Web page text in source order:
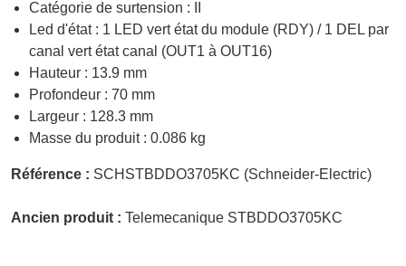
Catégorie de surtension : II
Led d'état : 1 LED vert état du module (RDY) / 1 DEL par
canal vert état canal (OUT1 à OUT16)
Hauteur : 13.9 mm
Profondeur : 70 mm
Largeur : 128.3 mm
Masse du produit : 0.086 kg
Référence : SCHSTBDDO3705KC (Schneider-Electric)
Ancien produit : Telemecanique STBDDO3705KC